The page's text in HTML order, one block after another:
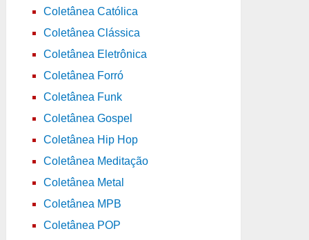
Coletânea Católica
Coletânea Clássica
Coletânea Eletrônica
Coletânea Forró
Coletânea Funk
Coletânea Gospel
Coletânea Hip Hop
Coletânea Meditação
Coletânea Metal
Coletânea MPB
Coletânea POP